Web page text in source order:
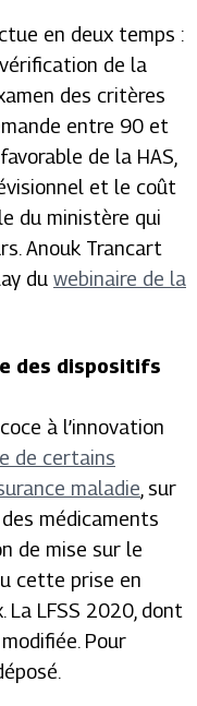
en deux temps :
de la
des critères
entre 90 et
de la HAS,
et le coût
du ministère qui
Anouk Trancart
du webinaire de la
des dispositifs
à l’innovation
de certains
maladie , sur
médicaments
de mise sur le
cette prise en
LFSS 2020, dont
Pour